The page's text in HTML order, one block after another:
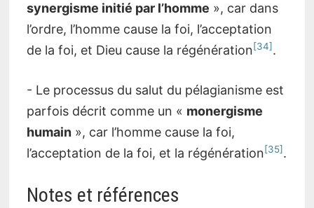
synergisme initié par l’homme », car dans
l’ordre, l’homme cause la foi, l’acceptation
de la foi, et Dieu cause la régénération[34].
- Le processus du salut du pélagianisme est
parfois décrit comme un « monergisme
humain», car l’homme cause la foi,
l’acceptation de la foi, et la régénération[35].
Notes et références